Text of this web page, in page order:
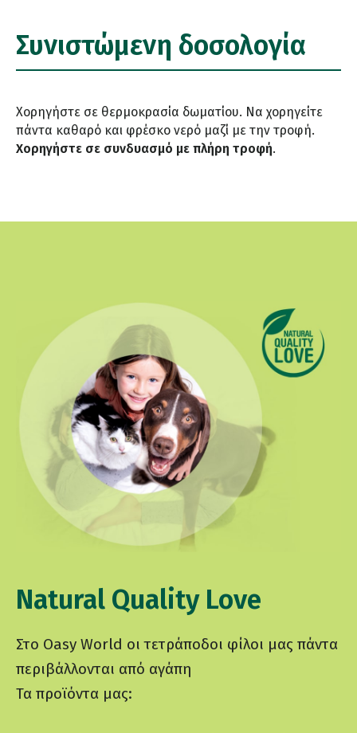
Συνιστώμενη δοσολογία
Χορηγήστε σε θερμοκρασία δωματίου. Να χορηγείτε
πάντα καθαρό και φρέσκο νερό μαζί με την τροφή.
Χορηγήστε σε συνδυασμό με πλήρη τροφή.
Natural Quality Love
Στο Oasy World οι τετράποδοι φίλοι μας πάντα
περιβάλλονται από αγάπη
Τα προϊόντα μας: